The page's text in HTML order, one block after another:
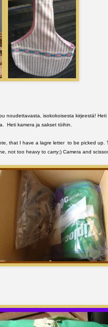
noudettavasta, isokokoisesta kirjeestä!
Heti kamera ja sakset töihin.
that I have a lagre letter to be picked up.
not too heavy to carry;) Camera and